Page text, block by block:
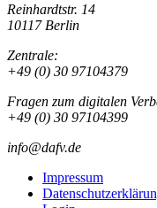
Reinhardtstr. 14
10117 Berlin
Zentrale:
+49 (0) 30 97104379
Fragen zum digitalen
+49 (0) 30 97104399
info@dafv.de
Impressum